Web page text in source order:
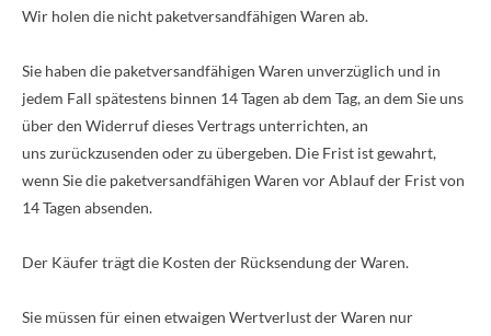
Wir holen die nicht paketversandfähigen Waren ab.
Sie haben die paketversandfähigen Waren unverzüglich und in
jedem Fall spätestens binnen 14 Tagen ab dem Tag, an dem Sie uns
über den Widerruf dieses Vertrags unterrichten, an
unszurückzusenden oder zu übergeben. Die Frist ist gewahrt,
wenn Sie die paketversandfähigen Waren vor Ablauf der Frist von
14 Tagen absenden.
Der Käufer trägt die Kosten der Rücksendung der Waren.
Sie müssen für einen etwaigen Wertverlust der Waren nur